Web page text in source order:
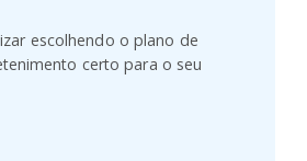
escolhendo o plano de
certo para o seu